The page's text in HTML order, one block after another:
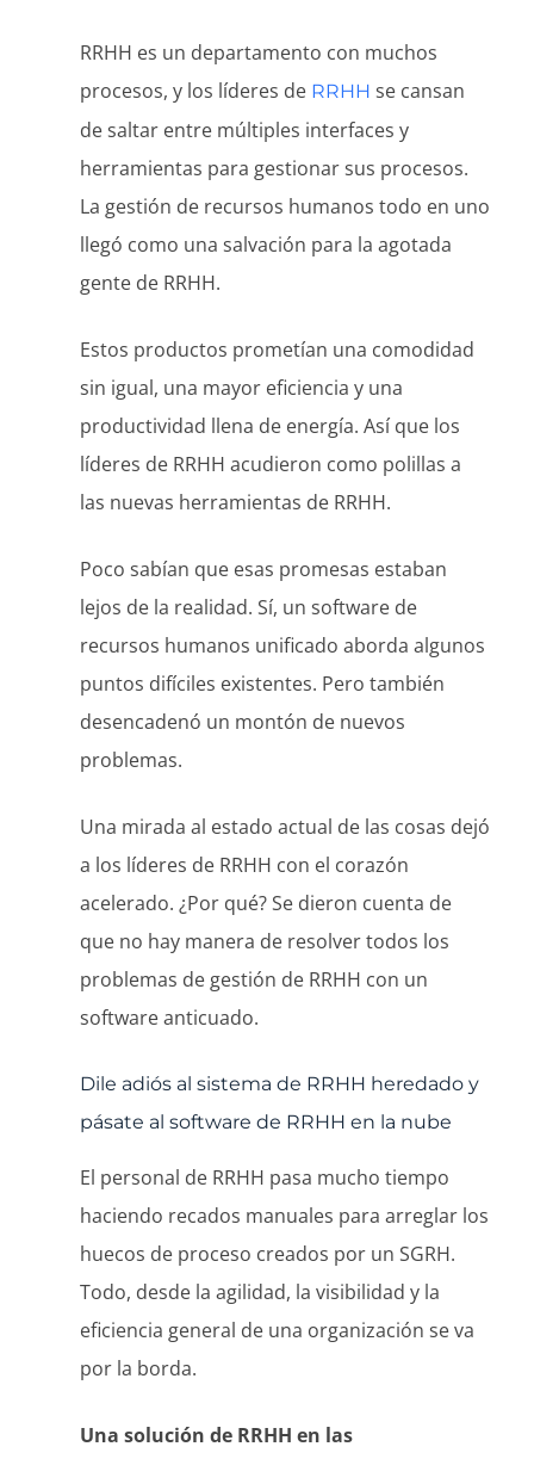
RRHH es un departamento con muchos
procesos, y los líderes de RRHH se cansan
de saltar entre múltiples interfaces y
herramientas para gestionar sus procesos.
La gestión de recursos humanos todo en uno
llegó como una salvación para la agotada
gente de RRHH.
Estos productos prometían una comodidad
sin igual, una mayor eficiencia y una
productividad llena de energía. Así que los
líderes de RRHH acudieron como polillas a
las nuevas herramientas de RRHH.
Poco sabían que esas promesas estaban
lejos de la realidad. Sí, un software de
recursos humanos unificado aborda algunos
puntos difíciles existentes. Pero también
desencadenó un montón de nuevos
problemas.
Una mirada al estado actual de las cosas dejó
a los líderes de RRHH con el corazón
acelerado. ¿Por qué? Se dieron cuenta de
que no hay manera de resolver todos los
problemas de gestión de RRHH con un
software anticuado.
Dile adiós al sistema de RRHH heredado y
pásate al software de RRHH en la nube
El personal de RRHH pasa mucho tiempo
haciendo recados manuales para arreglar los
huecos de proceso creados por un SGRH.
Todo, desde la agilidad, la visibilidad y la
eficiencia general de una organización se va
por la borda.
Una solución de RRHH en las